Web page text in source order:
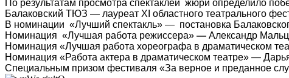
По результатам просмотра спектаклей жюри определило
Балаковский ТЮЗ — лауреат XI областного театрального
В номинации «Лучший спектакль» — постановка
Номинация «Лучшая работа режиссера» — Александр
Номинация «Лучшая работа хореографа в драматическом
Номинация «Работа актера в драматическом театре» —
Специальным призом фестиваля «За верное и преданное